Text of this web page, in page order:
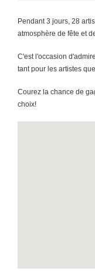
Pendant 3 jours, 28
atmosphère de fête et
C'est l'occasion
tant pour les artistes
Courez la chance de
choix!